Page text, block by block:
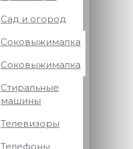
Сад и огород
Соковыжималка
Соковыжималка
Стиральные
машины
Телевизоры
Телефоны